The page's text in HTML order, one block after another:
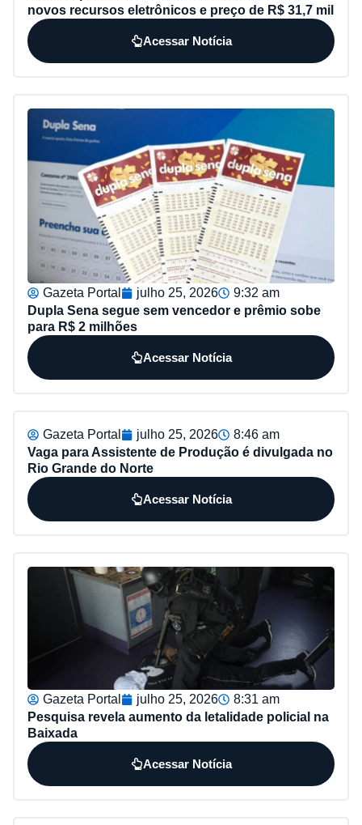
novos recursos eletrônicos e preço de R$ 31,7 mil
Acessar Notícia
Gazeta Portal julho 25, 2026
9:32 am
Dupla Sena segue sem vencedor e prêmio sobe
para R$ 2 milhões
Acessar Notícia
Gazeta Portal julho 25, 2026
8:46 am
Vaga para Assistente de Produção é divulgada no
Rio Grande do Norte
Acessar Notícia
Gazeta Portal julho 25, 2026
8:31 am
Pesquisa revela aumento da letalidade policial na
Baixada
Acessar Notícia